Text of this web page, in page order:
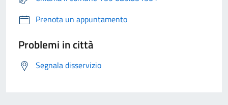
Prenota un appuntamento
Problemi in città
Segnala disservizio